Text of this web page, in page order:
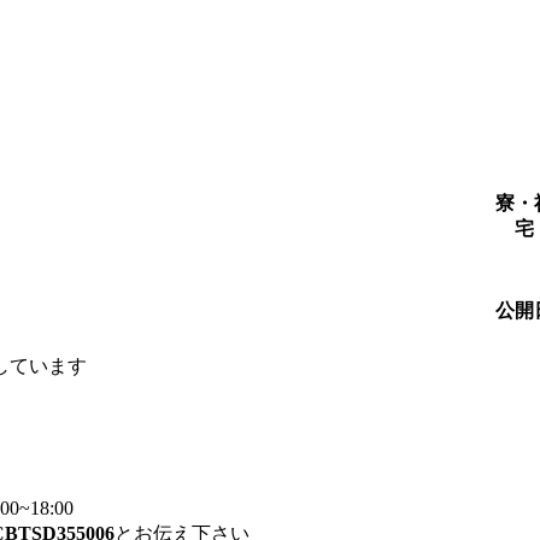
寮・
宅
公開
ています
とお伝え下さい